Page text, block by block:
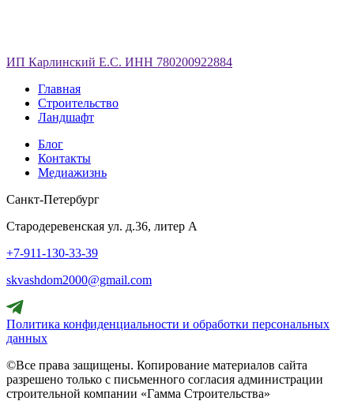
ИП Карлинский Е.С. ИНН 780200922884
Главная
Строительство
Ландшафт
Блог
Контакты
Медиажизнь
Санкт-Петербург
Стародеревенская ул. д.36, литер А
+7-911-130-33-39
skvashdom2000@gmail.com
Политика конфиденциальности и обработки персональных
данных
©Все права защищены. Копирование материалов сайта
разрешено только с письменного согласия администрации
строительной компании «Гамма Строительства»